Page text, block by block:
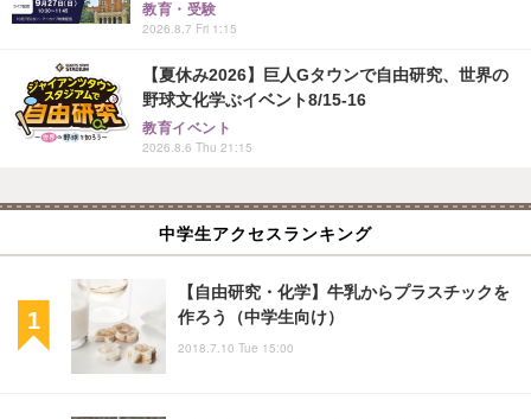
教育・受験
2026.8.7 Fri 1:15
【夏休み2026】巨人Gタウンで自由研究、世界の
野球文化学ぶイベント8/15-16
教育イベント
2026.8.6 Thu 21:15
中学生アクセスランキング
【自由研究・化学】牛乳からプラスチックを
作ろう（中学生向け）
2018.7.10 Tue 15:00